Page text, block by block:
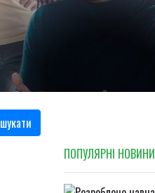
шукати
ПОПУЛЯРНI НОВИНИ